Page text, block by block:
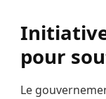
pour
Le